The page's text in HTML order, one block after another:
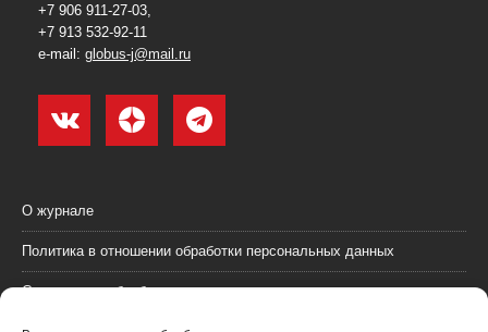
+7 906 911-27-03,
+7 913 532-92-11
e-mail: globus-j@mail.ru
О журнале
Политика в отношении обработки персональных данных
Согласие на обработку персональных данных